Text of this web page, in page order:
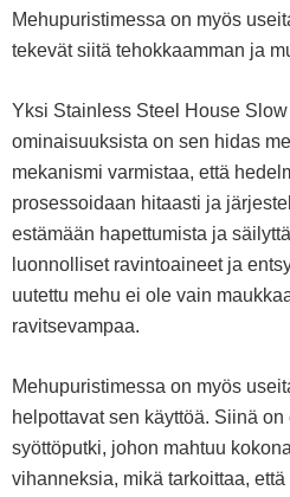
Mehupuristimessa on myös
tekevät siitä tehokkaamman ja
Yksi Stainless Steel House
ominaisuuksista on sen hidas
mekanismi varmistaa, että
prosessoidaan hitaasti ja
estämään hapettumista ja
luonnolliset ravintoaineet ja
uutettu mehu ei ole vain
ravitsevampaa.
Mehupuristimessa on myös
helpottavat sen käyttöä. Siinä
syöttöputki, johon mahtuu
vihanneksia, mikä tarkoittaa,